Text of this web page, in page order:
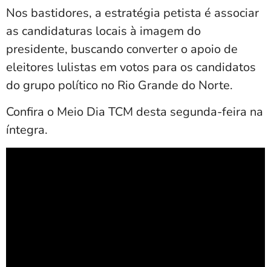
Nos bastidores, a estratégia petista é associar
as candidaturas locais à imagem do
presidente, buscando converter o apoio de
eleitores lulistas em votos para os candidatos
do grupo político no Rio Grande do Norte.
Confira o Meio Dia TCM desta segunda-feira na
íntegra.